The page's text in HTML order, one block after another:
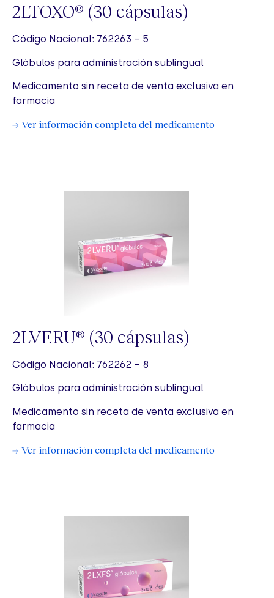
2LTOXO® (30 cápsulas)
Código Nacional: 762263 – 5
Glóbulos para administración sublingual
Medicamento sin receta de venta exclusiva en
farmacia
→ Ver información completa del medicamento
2LVERU® (30 cápsulas)
Código Nacional: 762262 – 8
Glóbulos para administración sublingual
Medicamento sin receta de venta exclusiva en
farmacia
→ Ver información completa del medicamento